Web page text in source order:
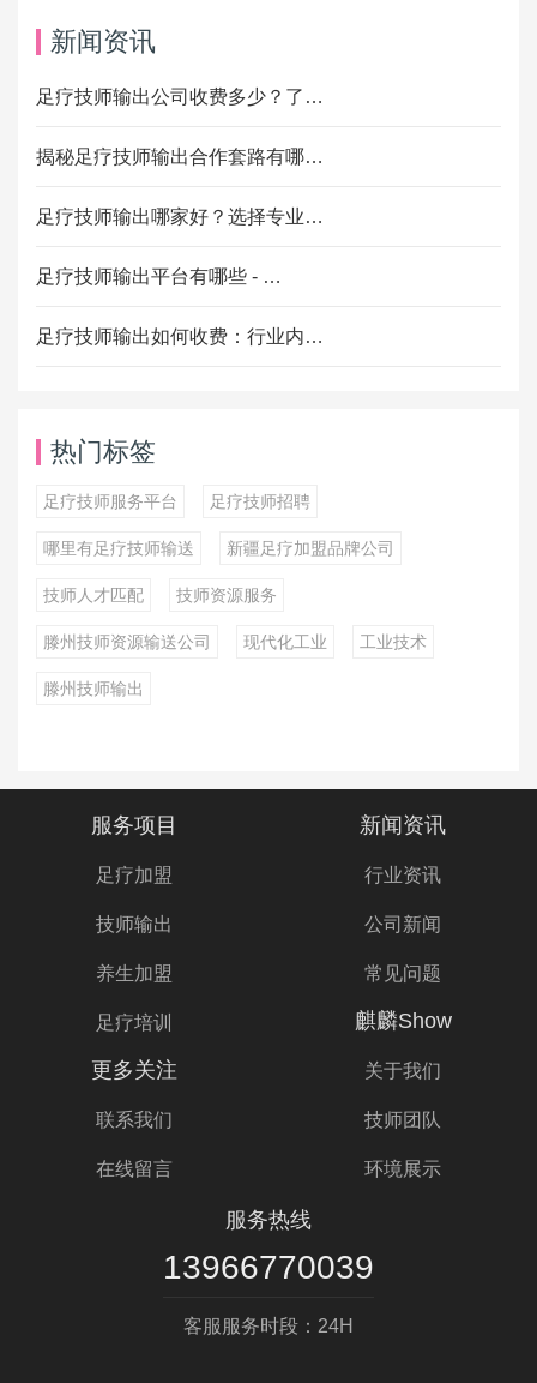
新闻资讯
足疗技师输出公司收费多少？了…
揭秘足疗技师输出合作套路有哪…
足疗技师输出哪家好？选择专业…
足疗技师输出平台有哪些 - …
足疗技师输出如何收费：行业内…
热门标签
足疗技师服务平台 足疗技师招聘
哪里有足疗技师输送 新疆足疗加盟品牌公司
技师人才匹配 技师资源服务
滕州技师资源输送公司 现代化工业 工业技术
滕州技师输出
服务项目
足疗加盟
技师输出
养生加盟
足疗培训
新闻资讯
行业资讯
公司新闻
常见问题
麒麟Show
关于我们
技师团队
环境展示
更多关注
联系我们
在线留言
服务热线
13966770039
客服服务时段：24H